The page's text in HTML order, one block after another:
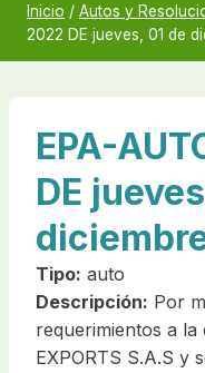
Inicio / Autos y
2022 DE jueves, 01 de
EPA-
DE
Tipo: auto
Descripción: Por
requerimientos a la
EXPORTS S.A.S y